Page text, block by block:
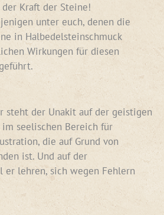
der Kraft der Steine!
unter euch, denen die
in Halbedelsteinschmuck
Wirkungen für diesen
steht der Unakit auf der geistigen
im seelischen Bereich für
die auf Grund von
ist. Und auf der
er lehren, sich wegen Fehlern